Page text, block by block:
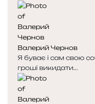
Валерий Чернов
Я буває і сам свою
гроші викидати...